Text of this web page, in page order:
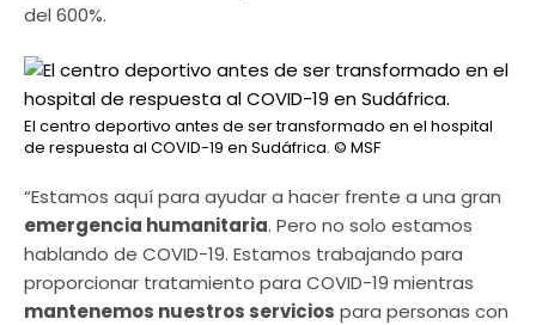
del 600%.
El centro deportivo antes de ser transformado en el hospital
de respuesta al COVID-19 en Sudáfrica. © MSF
“Estamos aquí para ayudar a hacer frente a una gran
emergencia humanitaria. Pero no solo estamos
hablando de COVID-19. Estamos trabajando para
proporcionar tratamiento para COVID-19 mientras
mantenemos nuestros servicios para personas con